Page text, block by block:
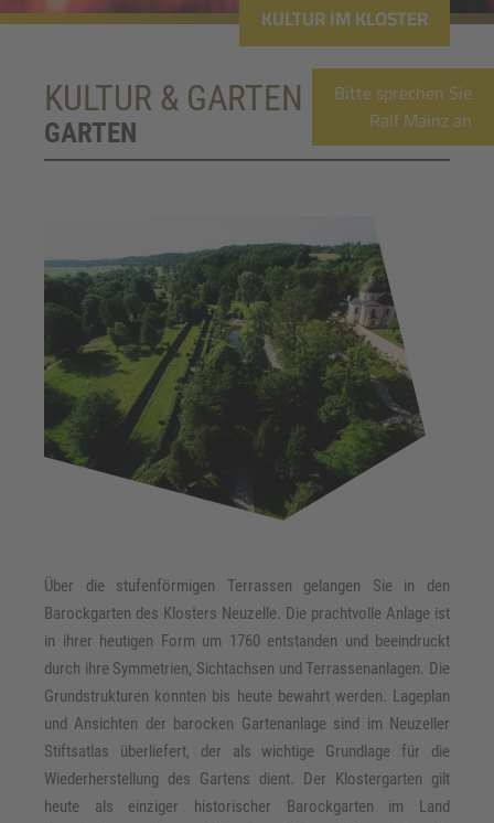
KULTUR IM KLOSTER
KULTUR & GARTEN
GARTEN
Über die stufenförmigen Terrassen gelangen Sie in den
Barockgarten des Klosters Neuzelle. Die prachtvolle Anlage ist
in ihrer heutigen Form um 1760 entstanden und beeindruckt
durch ihre Symmetrien, Sichtachsen und Terrassenanlagen. Die
Grundstrukturen konnten bis heute bewahrt werden. Lageplan
und Ansichten der barocken Gartenanlage sind im Neuzeller
Stiftsatlas überliefert, der als wichtige Grundlage für die
Wiederherstellung des Gartens dient. Der Klostergarten gilt
heute als einziger historischer Barockgarten im Land
Bitte sprechen Sie
Ralf Mainz an